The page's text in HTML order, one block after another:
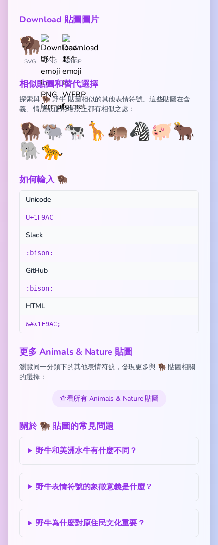
Download 貼圖圖片
SVG PNG WEBP
相似貼圖和替代選擇
探索與 🦬 野牛 貼圖相似的其他表情符號。這些貼圖在含
義、情感或使用場景上都有相似之處：
🦬🐃🐄🦒🦛🦓🐖🐂
🐘🐆
如何輸入 🦬
Unicode
U+1F9AC
Slack
:bison:
GitHub
:bison:
HTML
&#x1F9AC;
更多 Animals & Nature 貼圖
瀏覽同一分類下的其他表情符號，發現更多與 🦬 貼圖相關
的選擇：
查看所有 Animals & Nature 貼圖
關於 🦬 貼圖的常見問題
野牛和美洲水牛有什麼不同？
野牛表情符號的象徵意義是什麼？
野牛為什麼對原住民文化重要？